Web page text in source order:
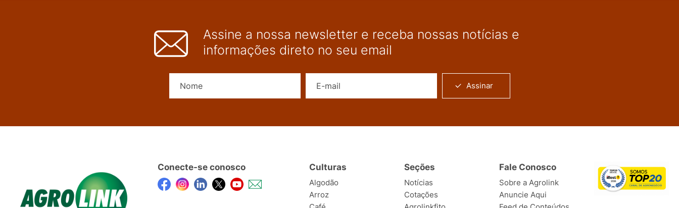
Assine a nossa newsletter e receba nossas notícias e
informações direto no seu email
Assinar
Conecte-se conosco Culturas
Algodão
Arroz
Seções
Notícias
Cotações
Fale Conosco
Sobre a Agrolink
Anuncie Aqui